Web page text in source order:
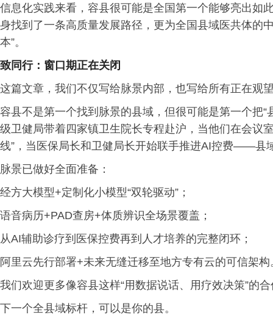
信息化实践来看，容县很可能是全国第一个能够亮出如
身找到了一条高质量发展路径，更为全国县域医共体的
本”。
致同行：窗口期正在关闭
这篇文章，我们不仅写给脉景内部，也写给所有正在观
容县不是第一个找到脉景的县域，但很可能是第一个把
级卫健局带着四家镇卫生院长专程赴沪，当他们在会议
线”，当医保局长和卫健局长开始联手推进AI控费——县
脉景已做好全面准备：
经方大模型+定制化小模型“双轮驱动”；
语音病历+PAD查房+体质辨识全场景覆盖；
从AI辅助诊疗到医保控费再到人才培养的完整闭环；
阿里云先行部署+未来无缝迁移至地方专有云的可信架构
我们欢迎更多像容县这样“用数据说话、用疗效决策”的
下一个全县域标杆，可以是你的县。